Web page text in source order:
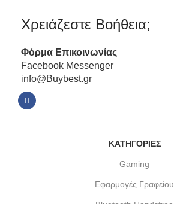
Χρειάζεστε Βοήθεια;
Φόρμα Επικοινωνίας
Facebook Messenger
info@Buybest.gr
ΚΑΤΗΓΟΡΙΕΣ
Gaming
Εφαρμογές Γραφείου